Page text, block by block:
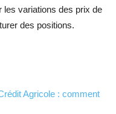
les variations des prix de
des positions.
Agricole : comment